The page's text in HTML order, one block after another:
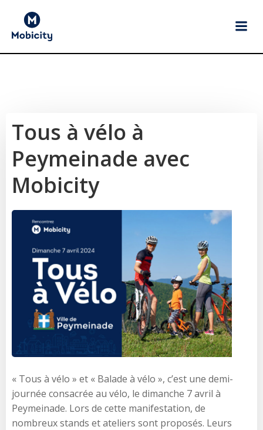
Tous à vélo à
Peymeinade avec
Mobicity
« Tous à vélo » et « Balade à vélo », c’est une demi-
journée consacrée au vélo, le dimanche 7 avril à
Peymeinade. Lors de cette manifestation, de
nombreux stands et ateliers sont proposés. Leurs